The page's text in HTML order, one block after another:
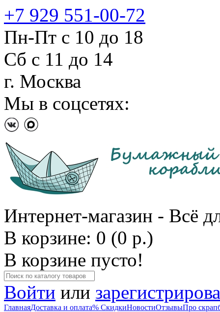
+7 929 551-00-72
Пн-Пт с 10 до 18
Сб с 11 до 14
г. Москва
Мы в соцсетях:
Интернет-магазин - Всё
В корзине: 0 (0 р.)
В корзине пусто!
Войти или
ГлавнаяДоставка и оплата% СкидкиНовостиОтзывыПро